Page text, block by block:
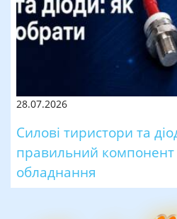
28.07.2026
Силові тиристори та
правильний
обладнання